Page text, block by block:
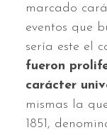
marcado
eventos que
sería este el
fueron
carácter
mismas la
1851,